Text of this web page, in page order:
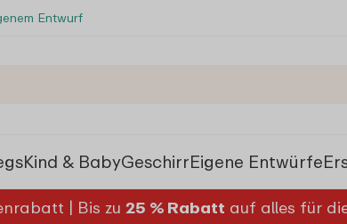
Entwurf
Kind & BabyGeschirrEigene Entwürfe
| Bis zu 25 % Rabatt auf alles für